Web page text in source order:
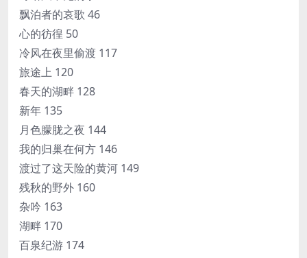
飘泊者的哀歌 46
心的彷徨 50
冷风在夜里偷渡 117
旅途上 120
春天的湖畔 128
新年 135
月色朦胧之夜 144
我的归巢在何方 146
渡过了这天险的黄河 149
残秋的野外 160
杂吟 163
湖畔 170
百泉纪游 174